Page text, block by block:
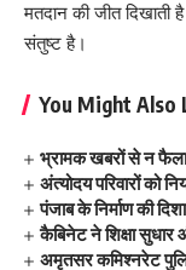
मतदान की जीत दिखाती
संतुष्ट है।
You Might Also
भ्रामक खबरों से न
अंत्योदय परिवारों को
पंजाब के निर्माण की
कैबिनेट ने शिक्षा सुधार
अमृतसर कमिश्नरेट